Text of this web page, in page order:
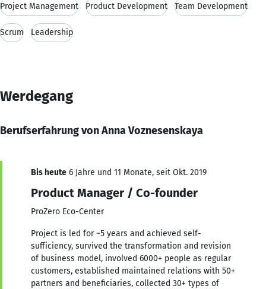
Project Management Product Development Team Development
Scrum Leadership
Werdegang
Berufserfahrung von Anna Voznesenskaya
Bis heute 6 Jahre und 11 Monate, seit Okt. 2019
Product Manager / Co-founder
ProZero Eco-Center
Project is led for ~5 years and achieved self-
sufficiency, survived the transformation and revision
of business model, involved 6000+ people as regular
customers, established maintained relations with 50+
partners and beneficiaries, collected 30+ types of